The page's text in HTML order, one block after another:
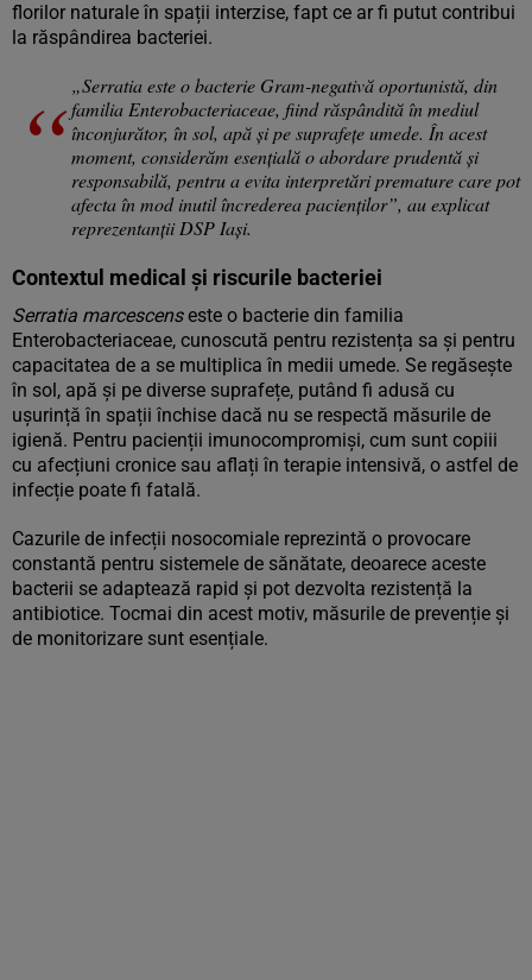
florilor naturale în spații interzise, fapt ce ar fi putut contribui
la răspândirea bacteriei.
„Serratia este o bacterie Gram-negativă oportunistă, din
familia Enterobacteriaceae, fiind răspândită în mediul
înconjurător, în sol, apă și pe suprafețe umede. În acest
moment, considerăm esențială o abordare prudentă și
responsabilă, pentru a evita interpretări premature care pot
afecta în mod inutil încrederea pacienților”, au explicat
reprezentanții DSP Iași.
Contextul medical și riscurile bacteriei
Serratia marcescenseste o bacterie din familia
Enterobacteriaceae, cunoscută pentru rezistența sa și pentru
capacitatea de a se multiplica în medii umede. Se regăsește
în sol, apă și pe diverse suprafețe, putând fi adusă cu
ușurință în spații închise dacă nu se respectă măsurile de
igienă. Pentru pacienții imunocompromiși, cum sunt copiii
cu afecțiuni cronice sau aflați în terapie intensivă, o astfel de
infecție poate fi fatală.
Cazurile de infecții nosocomiale reprezintă o provocare
constantă pentru sistemele de sănătate, deoarece aceste
bacterii se adaptează rapid și pot dezvolta rezistență la
antibiotice. Tocmai din acest motiv, măsurile de prevenție și
de monitorizare sunt esențiale.